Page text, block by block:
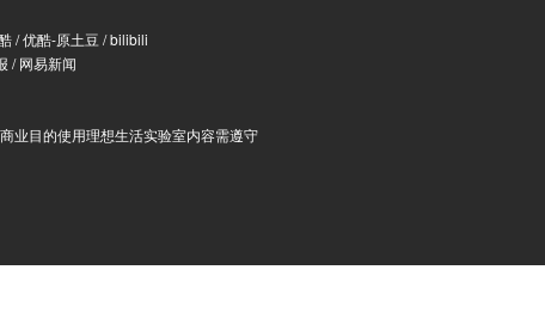
/优酷-原土豆 /bilibili
/网易新闻
业目的使用理想生活实验室内容需遵守